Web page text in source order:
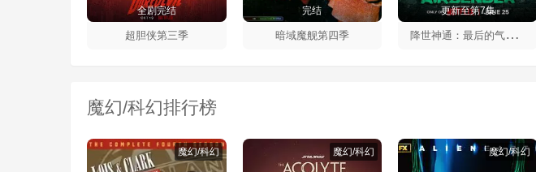
全剧完结
超胆侠第三季
完结
暗域魔舰第四季
更新至第7集
降
世神通：最后的气宗第二季
魔幻/科幻排行榜
魔幻/科幻 魔幻/科幻 魔幻/科幻